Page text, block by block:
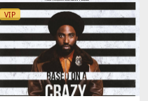
[中文字幕]
VIP